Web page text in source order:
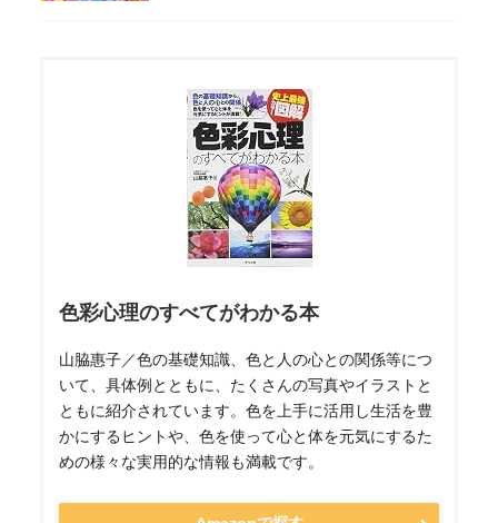
色彩心理のすべてがわかる本
山脇惠子／色の基礎知識、色と人の心との関係等につ
いて、具体例とともに、たくさんの写真やイラストと
ともに紹介されています。色を上手に活用し生活を豊
かにするヒントや、色を使って心と体を元気にするた
めの様々な実用的な情報も満載です。